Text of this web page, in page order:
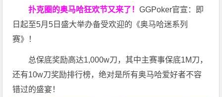
扑克圈的奥马哈狂欢节又来了！GGPoker官宣：即
日起至5月5日盛大举办备受欢迎的《奥马哈迷系列
赛》！
总保底奖励高达1,000w刀，其中主赛事保底1M刀，
还有10w刀奖励排行榜，绝对是所有奥马哈爱好者不容
错过的盛宴！